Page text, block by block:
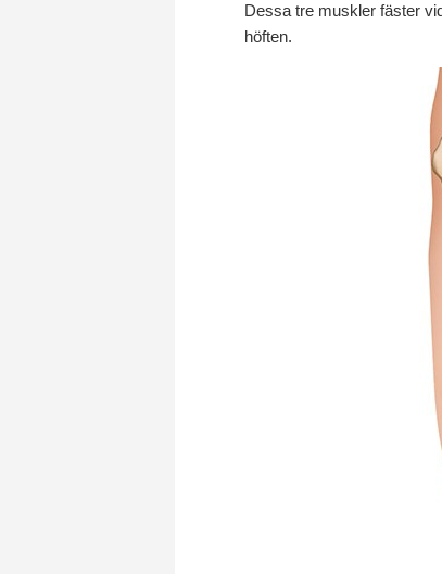
Dessa tre muskler fäster
höften.